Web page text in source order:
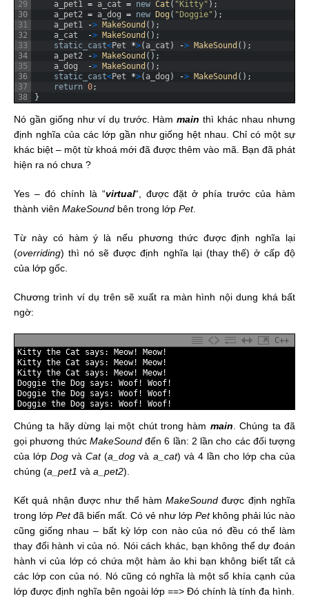
29
30
31
32
33
34
35
36
37
38
a_pet1 = a_cat = new Cat ( "Kitty" ) ;
a_pet2 = a_dog = new Dog ( "Doggie" ) ;
a_pet1
-> MakeSound ( ) ;
a_cat
-> MakeSound ( ) ;
static_cast<Pet *>( a_cat ) -> MakeSound ( ) ;
a_pet2
-> MakeSound ( ) ;
a_dog
-> MakeSound ( ) ;
static_cast<Pet *>( a_dog ) -> MakeSound ( ) ;
return 0;
}
Nó gần giống như ví dụ trước. Hàmmain thì khác nhau nhưng
định nghĩa của các lớp gần như giống hệt nhau. Chỉ có một sự
khác biệt – một từ khoá mới đã được thêm vào mã. Bạn đã phát
hiện ra nó chưa ?
Yes – đó chính là “virtual“, được đặt ở phía trước của hàm
thành viên MakeSound bên trong lớp Pet.
Từ này có hàm ý là nếu phương thức được định nghĩa lại
(overriding) thì nó sẽ được định nghĩa lại (thay thế) ở cấp độ
của lớp gốc.
Chương trình ví dụ trên sẽ xuất ra màn hình nội dung khá bất
ngờ:
C++
Kitty the Cat says : Meow! Meow!
Kitty the Cat says : Meow! Meow!
Kitty the Cat says : Meow! Meow!
Doggie the Dog says : Woof ! Woof !
Doggie the Dog says : Woof ! Woof !
Doggie the Dog says : Woof ! Woof !
Chúng ta hãy dừng lại một chút trong hàm main . Chúng ta đã
gọi phương thức MakeSoundđến 6 lần: 2 lần cho các đối tượng
của lớpDogvàCat(a_dog và a_cat) và 4 lần cho lớp cha của
chúng (a_pet1 và a_pet2).
Kết quả nhận được như thể hàmMakeSound được định nghĩa
trong lớp Petđã biến mất. Có vẻ như lớp Petkhông phải lúc nào
cũng giống nhau – bất kỳ lớp con nào của nó đều có thể làm
thay đổi hành vi của nó. Nói cách khác, bạn không thể dự đoán
hành vi của lớp có chứa một hàm ảo khi bạn không biết tất cả
các lớp con của nó. Nó cũng có nghĩa là một số khía cạnh của
lớp được định nghĩa bên ngoài lớp ==> Đó chính là tính đa hình.